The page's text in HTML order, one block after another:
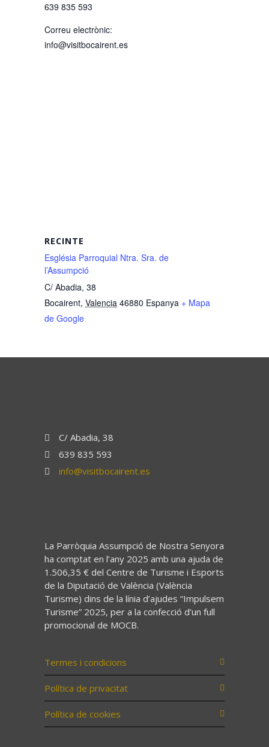
639 835 593
Correu electrònic:
info@visitbocairent.es
RECINTE
Església Parroquial Ntra. Sra. de
l’Assumpció
C/ Abadia, 38
Bocairent, Valencia 46880 Espanya + Mapa
de Google
C/ Abadia, 38
639 835 593
info@visitbocairent.es
La Parròquia Assumpció de Nostra Senyora
ha comptat en l’any 2025 amb una ajuda de
1.506,35 € del Centre de Turisme i Esports
de la Diputació de València (València
Turisme) dins de la línia d’ajudes “Impulsem
Turisme” 2025, per a la confecció d’un full
promocional de MOCB.
Termes i condicions
Política de privacitat
Política de cookies